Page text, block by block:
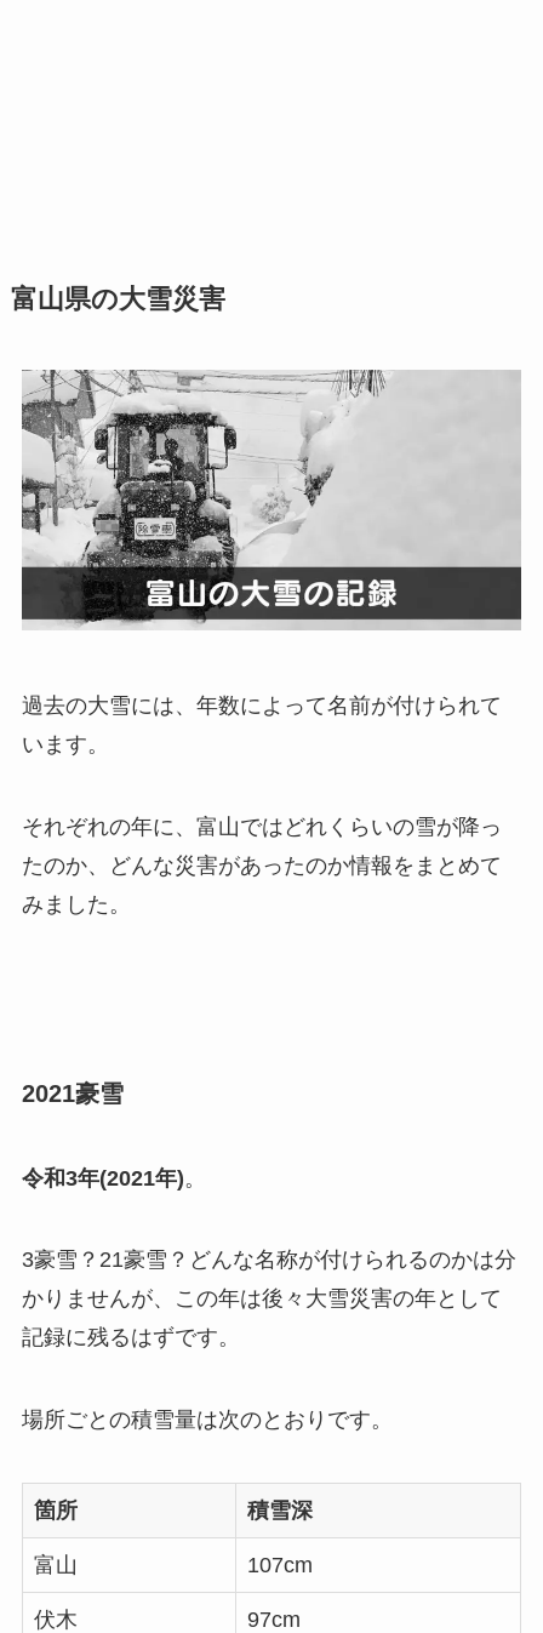
富山県の大雪災害
過去の大雪には、年数によって名前が付けられて
います。
それぞれの年に、富山ではどれくらいの雪が降っ
たのか、どんな災害があったのか情報をまとめて
みました。
2021豪雪
令和3年(2021年)。
3豪雪？21豪雪？どんな名称が付けられるのかは分
かりませんが、この年は後々大雪災害の年として
記録に残るはずです。
場所ごとの積雪量は次のとおりです。
箇所 積雪深
富山 107cm
伏木 97cm